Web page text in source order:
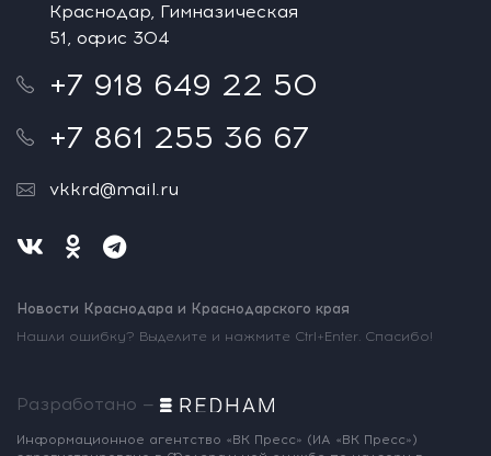
Краснодар, Гимназическая
51, офис 304
+7 918 649 22 50
+7 861 255 36 67
vkkrd@mail.ru
Новости Краснодара и Краснодарского края
Нашли ошибку? Выделите и нажмите Ctrl+Enter. Спасибо!
Разработано —
Информационное агентство «ВК Пресс» (ИА «ВК Пресс»)